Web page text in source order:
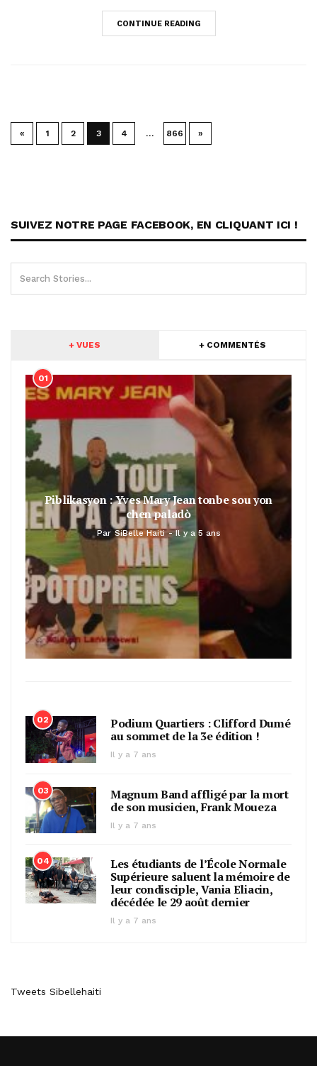
CONTINUE READING
Navigation
« 1 2 3 4 … 866 »
SUIVEZ NOTRE PAGE FACEBOOK, EN CLIQUANT ICI !
+ VUES + COMMENTÉS
01
Piblikasyon : Yves Mary Jean tonbe sou yon
chen paladò
Par SiBelle Haiti Il y a 5 ans
02
Podium Quartiers : Clifford Dumé
au sommet de la 3e édition !
Il y a 7 ans
03
Magnum Band affligé par la mort
de son musicien, Frank Moueza
Il y a 7 ans
04
Les étudiants de l’École Normale
Supérieure saluent la mémoire de
leur condisciple, Vania Eliacin,
décédée le 29 août dernier
Il y a 7 ans
Tweets Sibellehaiti